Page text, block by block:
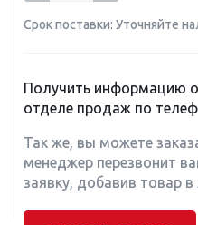
Срок поставки: Уточняйте
Получить информацию
отделе продаж по
Так же, вы можете
менеджер перезвонит
заявку, добавив товар в